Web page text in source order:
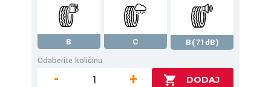
B C
B(71dB)
Odaberite količinu
- +